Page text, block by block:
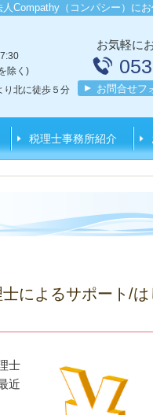
Compathy（コンパシー）にお
除く)
り北に徒歩５分
お気軽に
お問合せフ
税理士事務所紹介
によるサポート/は
士
近